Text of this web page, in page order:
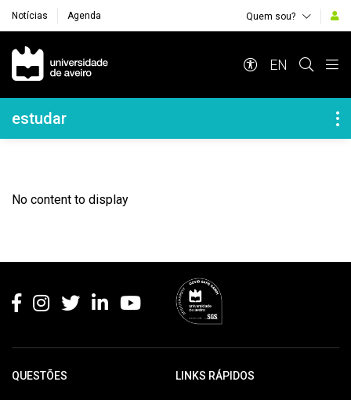
Notícias Agenda Quem sou?
Navegação Principal
EN
Navegação Lateral
estudar
No content to display
QUESTÕES LINKS RÁPIDOS